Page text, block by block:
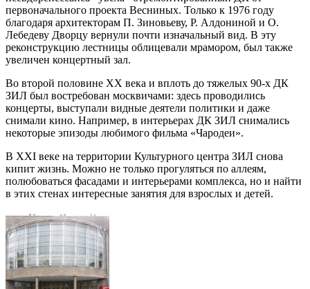
первоначального проекта Весниных. Только к 1976 году
благодаря архитекторам П. Зиновьеву, Р. Алдониной и О.
Лебедеву Дворцу вернули почти изначальный вид. В эту
реконструкцию лестницы облицевали мрамором, был также
увеличен концертный зал.
Во второй половине XX века и вплоть до тяжелых 90-х ДК
ЗИЛ был востребован москвичами: здесь проводились
концерты, выступали видные деятели политики и даже
снимали кино. Например, в интерьерах ДК ЗИЛ снимались
некоторые эпизоды любимого фильма «Чародеи».
В XXI веке на территории Культурного центра ЗИЛ снова
кипит жизнь. Можно не только прогуляться по аллеям,
полюбоваться фасадами и интерьерами комплекса, но и найти
в этих стенах интересные занятия для взрослых и детей.